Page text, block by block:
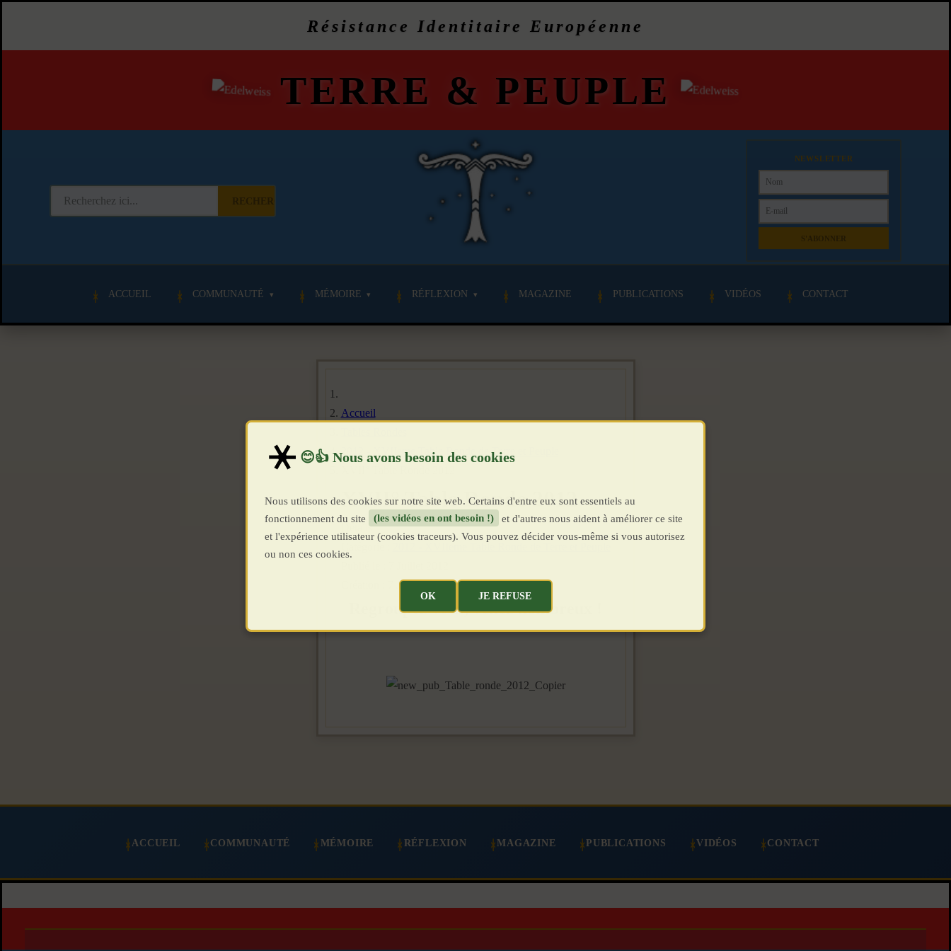
Résistance Identitaire Européenne
TERRE & PEUPLE
NEWSLETTER
ACCUEIL COMMUNAUTÉ MÉMOIRE RÉFLEXION MAGAZINE PUBLICATIONS VIDÉOS CONTACT
Accueil
2012 - XVIIeme Table Ronde de Terre et Peuple
XVII° Table Ronde 2012
Détails
Création : 7 Juillet 2012
Regroupez vous, venez nombreux !
ACCUEIL COMMUNAUTÉ MÉMOIRE RÉFLEXION MAGAZINE PUBLICATIONS VIDÉOS CONTACT
Nous utilisons des cookies sur notre site web. Certains d'entre eux sont essentiels au
fonctionnement du site
(les vidéos en ont besoin !)
et d'autres nous aident à améliorer ce site
et l'expérience utilisateur (cookies traceurs). Vous pouvez décider vous-même si vous autorisez
ou non ces cookies.
OK JE REFUSE